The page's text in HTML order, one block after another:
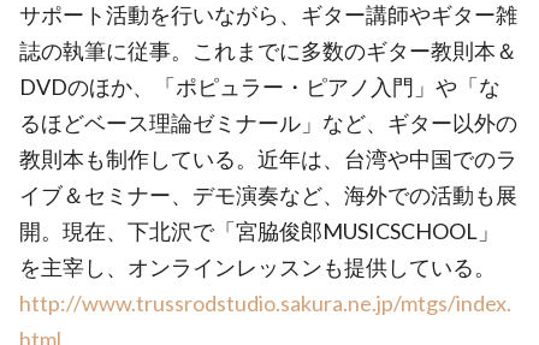
サポート活動を行いながら、ギター講師やギター雑
誌の執筆に従事。これまでに多数のギター教則本＆
DVDのほか、「ポピュラー・ピアノ入門」や「な
るほどベース理論ゼミナール」など、ギター以外の
教則本も制作している。近年は、台湾や中国でのラ
イブ＆セミナー、デモ演奏など、海外での活動も展
開。現在、下北沢で「宮脇俊郎MUSICSCHOOL」
を主宰し、オンラインレッスンも提供している。
http://www.trussrodstudio.sakura.ne.jp/mtgs/index.
html